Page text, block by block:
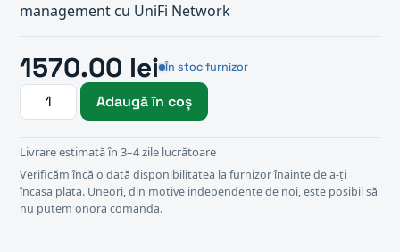
management cu UniFi Network
1570.00 lei În stoc furnizor
Adaugă în coș
Livrare estimată în 3–4 zile lucrătoare
Verificăm încă o dată disponibilitatea la furnizor înainte de a-ți
încasa plata. Uneori, din motive independente de noi, este posibil să
nu putem onora comanda.